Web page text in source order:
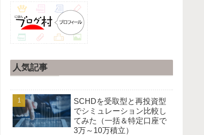
人気記事
SCHDを受取型と再投資型
でシミュレーション比較し
てみた（一括＆特定口座で
3万～10万積立）